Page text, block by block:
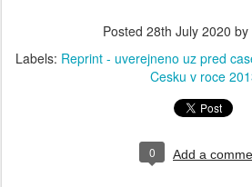
Posted 28th July 2020 by
Labels: Reprint - uverejneno uz pred
Cesku v roce
0 Add a